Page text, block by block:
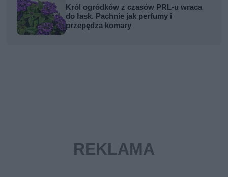
Król ogródków z czasów PRL-u wraca
do łask. Pachnie jak perfumy i
przepędza komary